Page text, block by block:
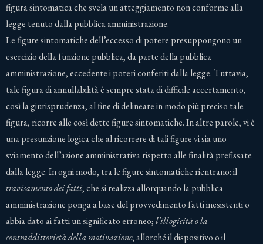
figura sintomatica che svela un atteggiamento non conforme alla
legge tenuto dalla pubblica amministrazione.
Le figure sintomatiche dell’eccesso di potere presuppongono un
esercizio della funzione pubblica, da parte della pubblica
amministrazione, eccedente i poteri conferiti dalla legge. Tuttavia,
tale figura di annullabilità è sempre stata di difficile accertamento,
così la giurisprudenza, al fine di delineare in modo più preciso tale
figura, ricorre alle così dette figure sintomatiche. In altre parole, vi è
una presunzione logica che al ricorrere di tali figure vi sia uno
sviamento dell’azione amministrativa rispetto alle finalità prefissate
dalla legge. In ogni modo, tra le figure sintomatiche rientrano: il
travisamento dei fatti, che si realizza allorquando la pubblica
amministrazione ponga a base del provvedimento fatti inesistenti o
abbia dato ai fatti un significato erroneo;l’illogicità o la
contraddittorietà della motivazione, allorché il dispositivo o il